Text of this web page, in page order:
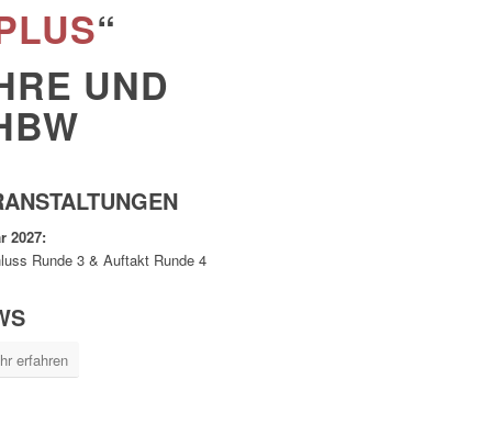
“
UND
2027:
Runde 3 & Auftakt Runde 4
erfahren